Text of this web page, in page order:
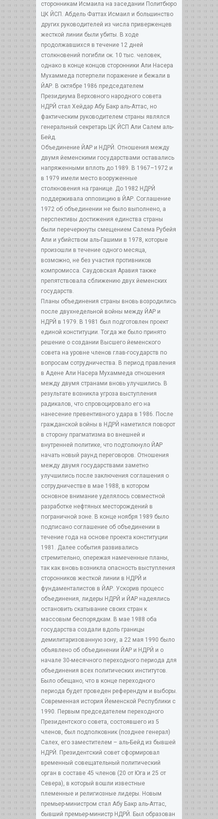
сторонникам Исмаила на заседании Политбюро
ЦК ЙСП. Абдель Фаттах Исмаил и большинство
других руководителей из числа приверженцев
жесткой линии были убиты. В ходе
продолжавшихся в течение 12 дней
столкновений погибли ок. 10 тыс. человек,
однако в конце концов сторонники Али Насера
Мухаммеда потерпели поражение и бежали в
ЙАР. В октябре 1986 председателем
Президиума Верховного народного совета
НДРЙ стал Хейдар Абу Бакр аль-Аттас, но
фактическим руководителем страны являлся
генеральный секретарь ЦК ЙСП Али Салем аль-
Бейд.
Объединение ЙАР и НДРЙ. Отношения между
двумя йеменскими государствами оставались
напряженными вплоть до 1989. В 1967–1972 и
в 1979 имели место вооруженные
столкновения на границе. До 1982 НДРЙ
поддерживала оппозицию в ЙАР. Соглашение
1972 об объединении не было выполнено, а
перспективы достижения единства страны
были перечеркнуты смещением Салема Рубейя
Али и убийством аль-Гашими в 1978, которые
произошли в течение одного месяца,
возможно, не без участия противников
компромисса. Саудовская Аравия также
препятствовала сближению двух йеменских
государств.
Планы объединения страны вновь возродились
после двухнедельной войны между ЙАР и
НДРЙ в 1979. В 1981 был подготовлен проект
единой конституции. Тогда же было принято
решение о создании Высшего йеменского
совета на уровне членов глав-государств по
вопросам сотрудничества. В период правления
в Адене Али Насера Мухаммеда отношения
между двумя странами вновь улучшились. В
результате возникла угроза выступления
радикалов, что спровоцировало его на
нанесение превентивного удара в 1986. После
гражданской войны в НДРЙ наметился поворот
в сторону прагматизма во внешней и
внутренней политике, что подтолкнуло ЙАР
начать новый раунд переговоров. Отношения
между двумя государствами заметно
улучшились после заключения соглашения о
сотрудничестве в мае 1988, в котором
основное внимание уделялось совместной
разработке нефтяных месторождений в
пограничной зоне. В конце ноября 1989 было
подписано соглашение об объединении в
течение года на основе проекта конституции
1981. Далее события развивались
стремительно, опережая намеченные планы,
так как вновь возникла опасность выступления
сторонников жесткой линии в НДРЙ и
фундаменталистов в ЙАР. Ускорив процесс
объединения, лидеры НДРЙ и ЙАР надеялись
остановить скатывание своих стран к
массовым беспорядкам. В мае 1988 оба
государства создали вдоль границы
демилитаризованную зону, а 22 мая 1990 было
объявлено об объединении ЙАР и НДРЙ и о
начале 30-месячного переходного периода для
объединения всех политических институтов.
Было обещано, что в конце переходного
периода будет проведен референдум и выборы.
Современная история Йеменской Республики с
1990. Первым председателем переходного
Президентского совета, состоявшего из 5
членов, был подполковник (позднее генерал)
Салех, его заместителем – аль-Бейд из бывшей
НДРЙ. Президентский совет сформировал
временный совещательный политический
орган в составе 45 членов (20 от Юга и 25 от
Севера), в который вошли известные
племенные и религиозные лидеры. Новым
премьер-министром стал Абу Бакр аль-Аттас,
бывший премьер-министр НДРЙ. Был образован